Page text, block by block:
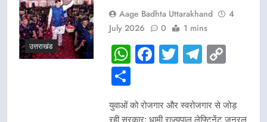
उत्तराखंड
Aage Badhta Uttarakhand
4
July 2026
0 1 mins
WhatsApp
Facebook
Twitter
Share
युवाओं को रोजगार और स्वरोजगार से जोड़
रही सरकार: धामी राज्यपाल लेफ्टिनेंट जनरल